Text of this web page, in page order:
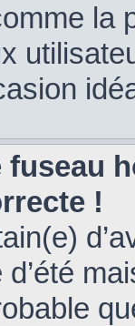
la
fuseau
!